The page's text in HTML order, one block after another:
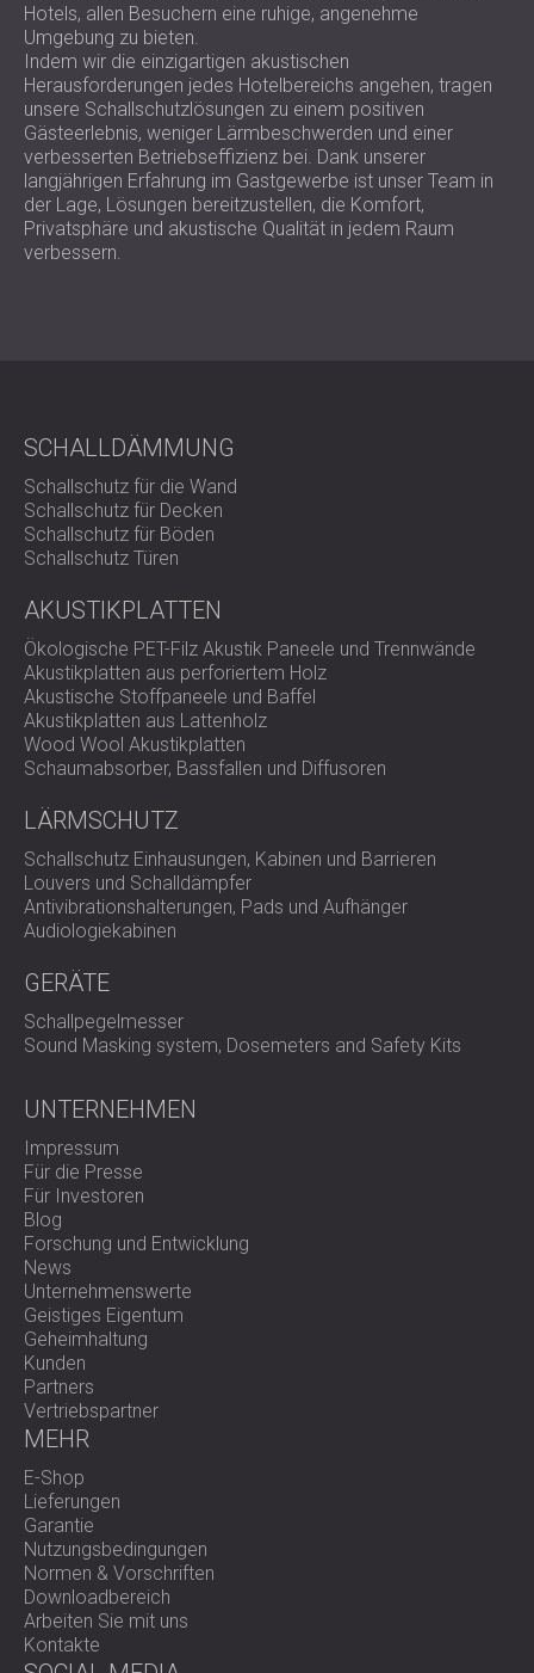
Hotels, allen Besuchern eine ruhige, angenehme
Umgebung zu bieten.
Indem wir die einzigartigen akustischen
Herausforderungen jedes Hotelbereichs angehen, tragen
unsere Schallschutzlösungen zu einem positiven
Gästeerlebnis, weniger Lärmbeschwerden und einer
verbesserten Betriebseffizienz bei. Dank unserer
langjährigen Erfahrung im Gastgewerbe ist unser Team in
der Lage, Lösungen bereitzustellen, die Komfort,
Privatsphäre und akustische Qualität in jedem Raum
verbessern.
SCHALLDÄMMUNG
Schallschutz für die Wand
Schallschutz für Decken
Schallschutz für Böden
Schallschutz Türen
AKUSTIKPLATTEN
Ökologische PET-Filz Akustik Paneele und Trennwände
Akustikplatten aus perforiertem Holz
Akustische Stoffpaneele und Baffel
Akustikplatten aus Lattenholz
Wood Wool Akustikplatten
Schaumabsorber, Bassfallen und Diffusoren
LÄRMSCHUTZ
Schallschutz Einhausungen, Kabinen und Barrieren
Louvers und Schalldämpfer
Antivibrationshalterungen, Pads und Aufhänger
Audiologiekabinen
GERÄTE
Schallpegelmesser
Sound Masking system, Dosemeters and Safety Kits
UNTERNEHMEN
Impressum
Für die Presse
Für Investoren
Blog
Forschung und Entwicklung
News
Unternehmenswerte
Geistiges Eigentum
Geheimhaltung
Kunden
Partners
Vertriebspartner
MEHR
E-Shop
Lieferungen
Garantie
Nutzungsbedingungen
Normen & Vorschriften
Downloadbereich
Arbeiten Sie mit uns
Kontakte